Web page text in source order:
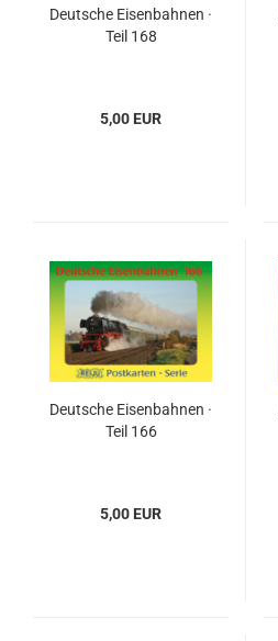
Deutsche Eisenbahnen ·
Teil 168
5,00 EUR
Deutsche Eisenbahnen ·
Teil 166
5,00 EUR